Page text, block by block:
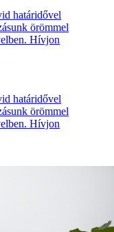
határidővel
örömmel
Hívjon
határidővel
örömmel
Hívjon